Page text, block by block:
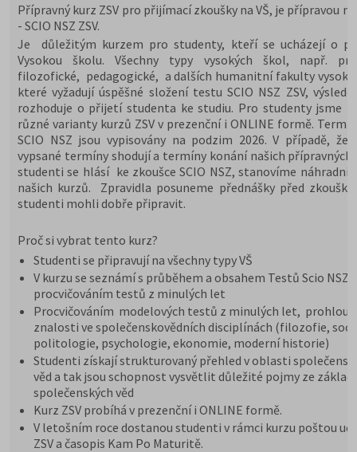
Přípravný kurz ZSV pro přijímací zkoušky na VŠ, je přípravou
- SCIO NSZ ZSV.
Je důležitým kurzem pro studenty, kteří se ucházejí o
Vysokou školu. Všechny typy vysokých škol, např.
filozofické, pedagogické, a dalších humanitní fakulty
které vyžadují úspěšné složení testu SCIO NSZ ZSV,
rozhoduje o přijetí studenta ke studiu. Pro studenty jsme
různé varianty kurzů ZSV v prezenční i ONLINE formě.
SCIO NSZ jsou vypisovány na podzim 2026. V případě,
vypsané termíny shodují a termíny konání našich přípravných
studenti se hlásí ke zkoušce SCIO NSZ, stanovíme náhradní
našich kurzů. Zpravidla posuneme přednášky před
studenti mohli dobře připravit.
Proč si vybrat tento kurz?
Studenti se připravují na všechny typy VŠ
V kurzu se seznámí s průběhem a obsahem Testů Scio NSZ
procvičováním testů z minulých let
Procvičováním modelových testů z minulých let,
znalosti ve společenskovědních disciplínách (filozofie,
politologie, psychologie, ekonomie, moderní historie)
Studenti získají strukturovaný přehled v oblasti
věd a tak jsou schopnost vysvětlit důležité pojmy ze
společenských věd
Kurz ZSV probíhá v prezenční i ONLINE formě.
V letošním roce dostanou studenti v rámci kurzu poštou
ZSV a časopis Kam Po Maturitě.